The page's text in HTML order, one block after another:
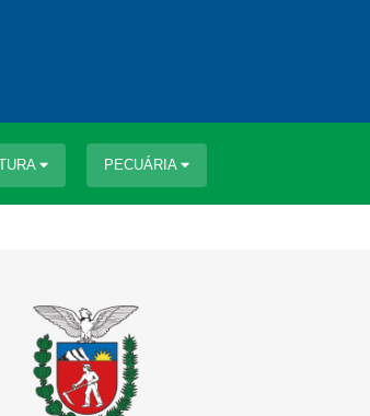
PECUÁRIA